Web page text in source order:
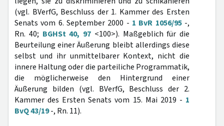
(vgl. BVerfG, Beschluss der 1. Kammer des Ersten
Senats vom 6. September 2000 - 1 BvR 1056/95-,
Rn. 40; BGHSt 40, 97 <100>). Maßgeblich für die
Beurteilung einer Äußerung bleibt allerdings diese
selbst und ihr unmittelbarer Kontext, nicht die
innere Haltung oder die parteiliche Programmatik,
die möglicherweise den Hintergrund einer
Äußerung bilden (vgl. BVerfG, Beschluss der 2.
Kammer des Ersten Senats vom 15. Mai 2019 - 1
BvQ 43/19-, Rn. 11).